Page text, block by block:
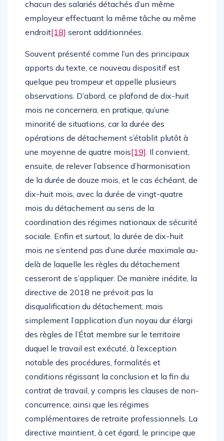
chacun des salariés détachés d’un même
employeur effectuant la même tâche au même
endroit[18] seront additionnées.
Souvent présenté comme l’un des principaux
apports du texte, ce nouveau dispositif est
quelque peu trompeur et appelle plusieurs
observations. D’abord, ce plafond de dix-huit
mois ne concernera, en pratique, qu’une
minorité de situations, car la durée des
opérations de détachement s’établit plutôt à
une moyenne de quatre mois[19]. Il convient,
ensuite, de relever l’absence d’harmonisation
de la durée de douze mois, et le cas échéant, de
dix-huit mois, avec la durée de vingt-quatre
mois du détachement au sens de la
coordination des régimes nationaux de sécurité
sociale. Enfin et surtout, la durée de dix-huit
mois ne s’entend pas d’une durée maximale au-
delà de laquelle les règles du détachement
cesseront de s’appliquer. De manière inédite, la
directive de 2018 ne prévoit pas la
disqualification du détachement, mais
simplement l’application d’un noyau dur élargi
des règles de l’État membre sur le territoire
duquel le travail est exécuté, à l’exception
notable des procédures, formalités et
conditions régissant la conclusion et la fin du
contrat de travail, y compris les clauses de non-
concurrence, ainsi que les régimes
complémentaires de retraite professionnels. La
directive maintient, à cet égard, le principe que